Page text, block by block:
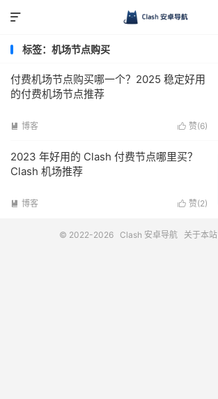

标签：机场节点购买
付费机场节点购买哪一个？2025 稳定好用
的付费机场节点推荐
 赞(6)
 博客
2023 年好用的 Clash 付费节点哪里买？
Clash 机场推荐
 赞(2)
 博客
© 2022-2026 Clash 安卓导航 关于本站